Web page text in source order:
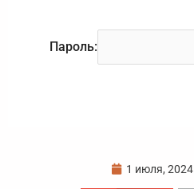
Пароль:
1 июля, 2024